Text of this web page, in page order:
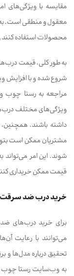
مقایسه با ویژگی‌های
معقول و منطقی است. به
محصولات استفاده کنند
به طور کلی، قیمت
شروع شده و با افزایش
مراجعه به رستا چوب و
ویژگی‌های مختلف
داشته باشند. همچنین،
مشتریان ممکن است
شوند. این امر
قیمت ممکن خریداری
خرید درب ضد سرقت
برای خرید درب‌های
می‌توانند با رعایت
تحقیق درباره مدل‌ها و
به وب‌سایت رستا چوب یا